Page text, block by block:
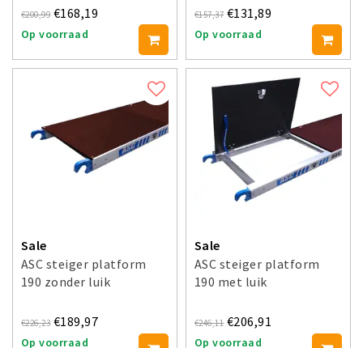
€200,99 €168,19
Op voorraad
€157,37 €131,89
Op voorraad
Sale
ASC steiger platform
190 zonder luik
€226,23 €189,97
Op voorraad
Sale
ASC steiger platform
190 met luik
€246,11 €206,91
Op voorraad